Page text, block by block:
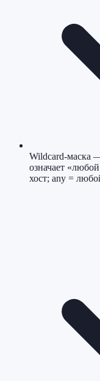
Wildcard-маска
означает
хост; any =